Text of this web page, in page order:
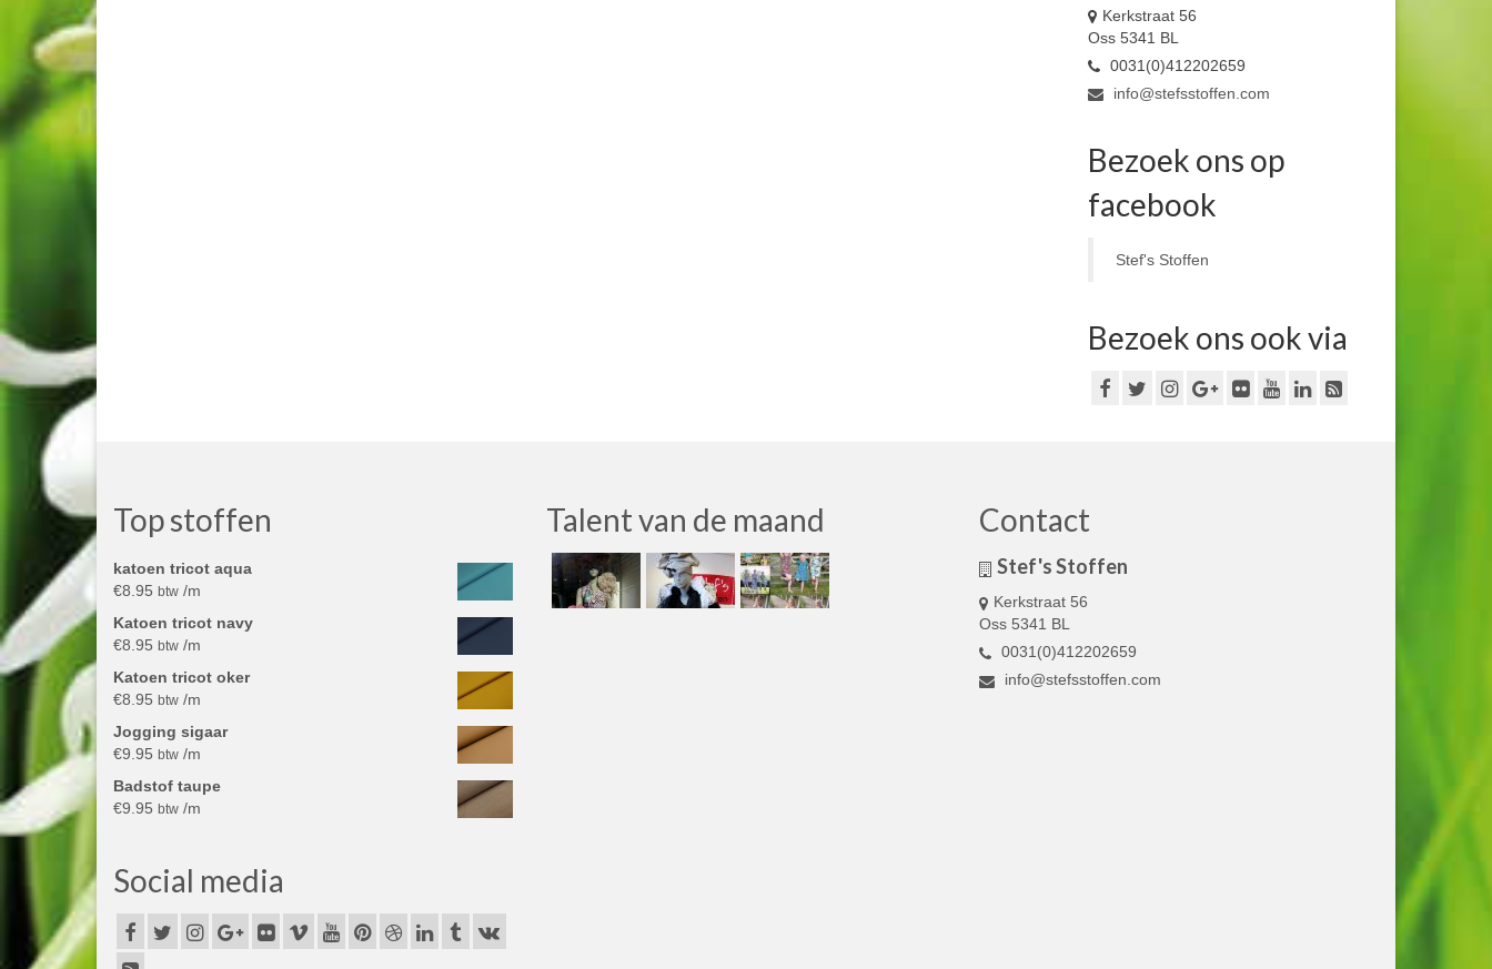
Kerkstraat 56
Oss 5341 BL
0031(0)412202659
info@stefsstoffen.com
Bezoek ons op
facebook
Stef's Stoffen
Bezoek ons ook via
Top stoffen
katoen tricot aqua
€8.95 btw /m
Katoen tricot navy
€8.95 btw /m
Katoen tricot oker
€8.95 btw /m
Jogging sigaar
€9.95 btw /m
Badstof taupe
€9.95 btw /m
Social media
Talent van de maand Contact
Stef's Stoffen
Kerkstraat 56
Oss 5341 BL
0031(0)412202659
info@stefsstoffen.com